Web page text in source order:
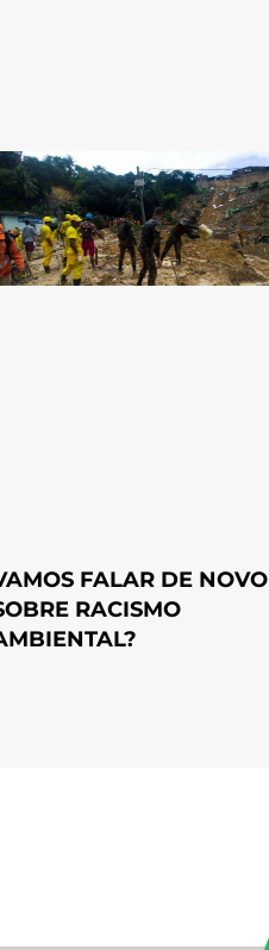
FALAR DE NOVO
RACISMO